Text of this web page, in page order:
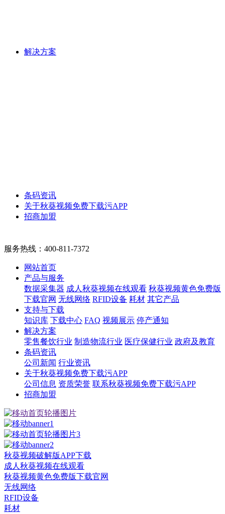
解决方案
条码资讯
关于秋葵视频免费下载污APP
招商加盟
服务热线： 400-811-7372
网站首页
产品与服务
数据采集器 成人秋葵视频在线观看 秋葵视频黄色免费版
下载官网 无线网络 RFID设备 耗材 其它产品
支持与下载
知识库 下载中心 FAQ 视频展示 停产通知
解决方案
零售餐饮行业 制造物流行业 医疗保健行业 政府及教育
条码资讯
公司新闻 行业资讯
关于秋葵视频免费下载污APP
公司信息 资质荣誉 联系秋葵视频免费下载污APP
招商加盟
秋葵视频破解版APP下载
成人秋葵视频在线观看
秋葵视频黄色免费版下载官网
无线网络
RFID设备
耗材